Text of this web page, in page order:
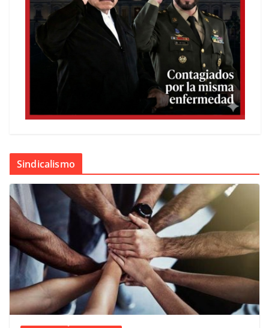
Sindicalismo